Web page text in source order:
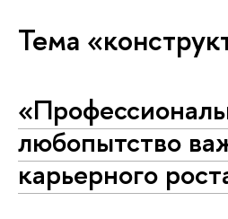
Тема
любопытство
карьерного